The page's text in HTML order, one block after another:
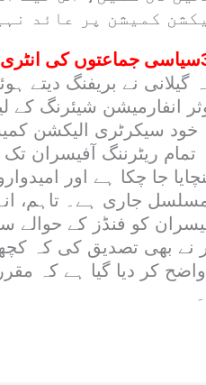
کمیشن پر عائد
انفارمیشن شیئرنگ
خود سیکرٹری الیکشن
ریٹرننگ آفیسران
جا چکا ہے اور
جاری ہے۔ تاہم،
کو فنڈز کے حوالے
نے بھی تصدیق کی کہ
کر دیا گیا ہے کہ